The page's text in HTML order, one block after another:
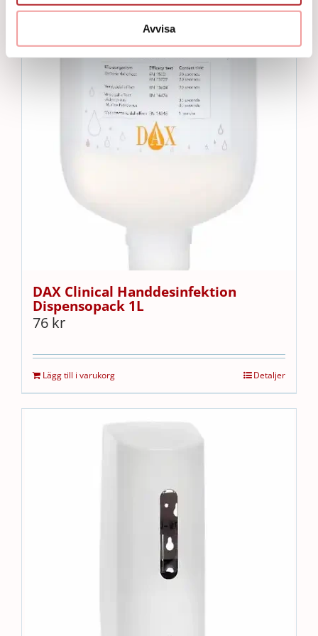
Avvisa
DAX Clinical Handdesinfektion
Dispensopack 1L
76 kr
Lägg till i varukorg Detaljer